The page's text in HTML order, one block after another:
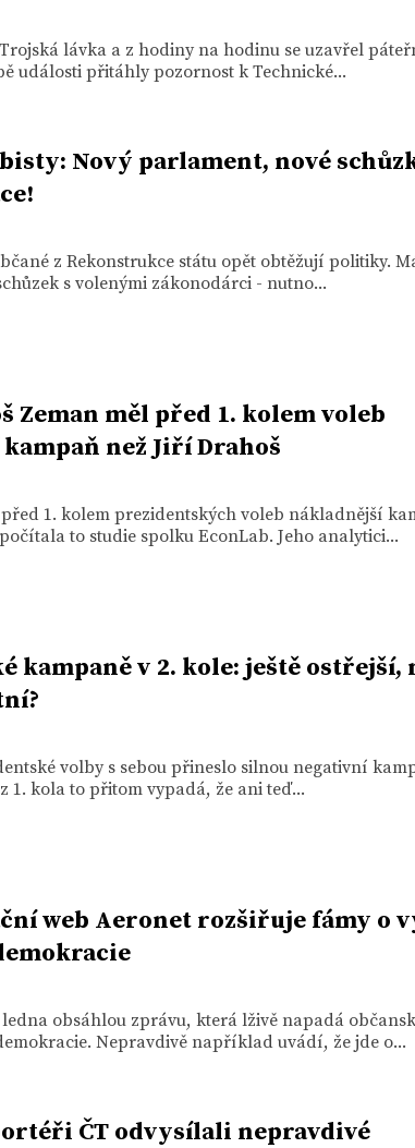
lávka a z hodiny na hodinu se uzavřel
události přitáhly pozornost k Technické...
Nový parlament, nové
z Rekonstrukce státu opět obtěžují politiky.
s volenými zákonodárci - nutno...
Zeman měl před 1. kolem voleb
než Jiří Drahoš
1. kolem prezidentských voleb nákladnější
to studie spolku EconLab. Jeho analytici...
kampaně v 2. kole: ještě ostřejší,
volby s sebou přineslo silnou negativní
1. kola to přitom vypadá, že ani teď...
web Aeronet rozšiřuje fámy o
obsáhlou zprávu, která lživě napadá
Nepravdivě například uvádí, že jde o...
ČT odvysílali nepravdivé